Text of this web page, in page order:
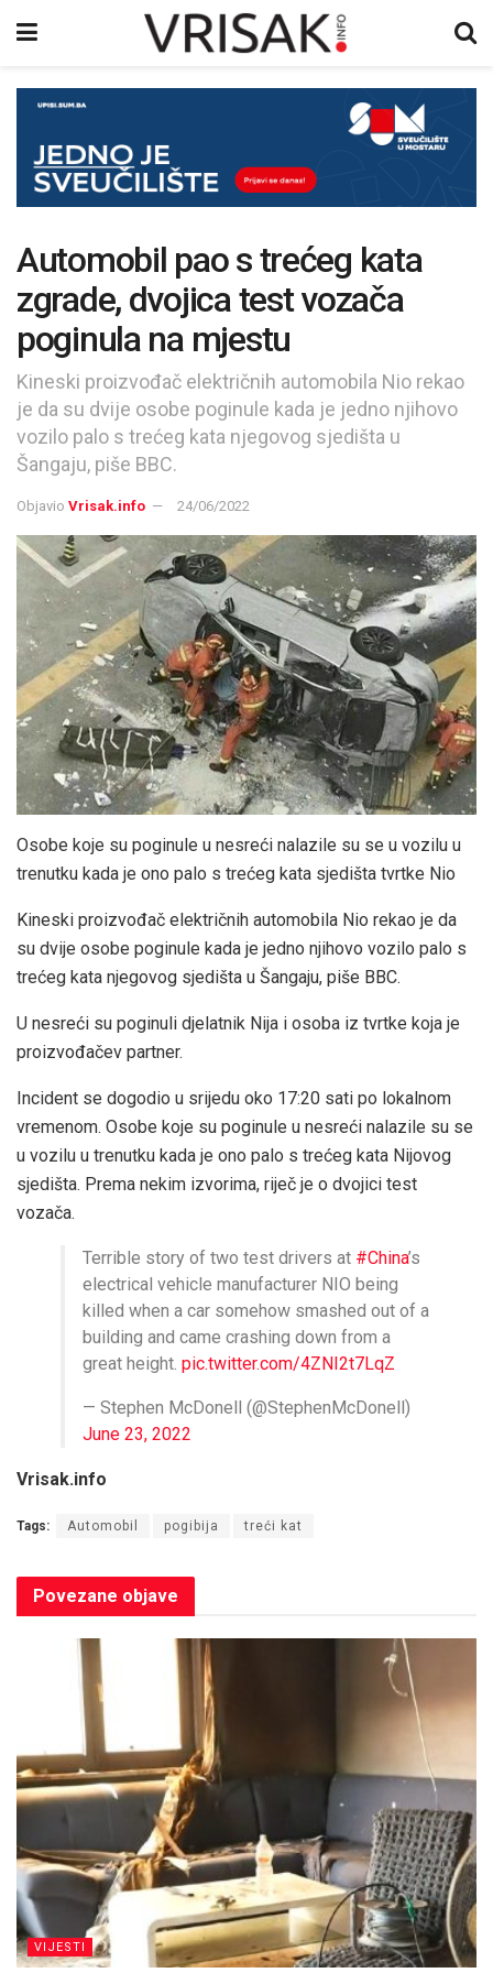
Automobil pao s trećeg kata
zgrade, dvojica test vozača
poginula na mjestu
Kineski proizvođač električnih automobila Nio rekao
je da su dvije osobe poginule kada je jedno njihovo
vozilo palo s trećeg kata njegovog sjedišta u
Šangaju, piše BBC.
Objavio Vrisak.info 24/06/2022
Osobe koje su poginule u nesreći nalazile su se u vozilu u
trenutku kada je ono palo s trećeg kata sjedišta tvrtke Nio
Kineski proizvođač električnih automobila Nio rekao je da
su dvije osobe poginule kada je jedno njihovo vozilo palo s
trećeg kata njegovog sjedišta u Šangaju, piše BBC.
U nesreći su poginuli djelatnik Nija i osoba iz tvrtke koja je
proizvođačev partner.
Incident se dogodio u srijedu oko 17:20 sati po lokalnom
vremenom. Osobe koje su poginule u nesreći nalazile su se
u vozilu u trenutku kada je ono palo s trećeg kata Nijovog
sjedišta. Prema nekim izvorima, riječ je o dvojici test
vozača.
Terrible story of two test drivers at #China’s
electrical vehicle manufacturer NIO being
killed when a car somehow smashed out of a
building and came crashing down from a
great height. pic.twitter.com/4ZNI2t7LqZ
— Stephen McDonell (@StephenMcDonell)
June 23, 2022
Vrisak.info
Tags: Automobil pogibija treći kat
Povezane objave
VIJESTI